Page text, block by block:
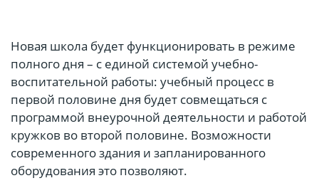
Новая школа будет функционировать в режиме
полного дня – с единой системой учебно-
воспитательной работы: учебный процесс в
первой половине дня будет совмещаться с
программой внеурочной деятельности и работой
кружков во второй половине. Возможности
современного здания и запланированного
оборудования это позволяют.